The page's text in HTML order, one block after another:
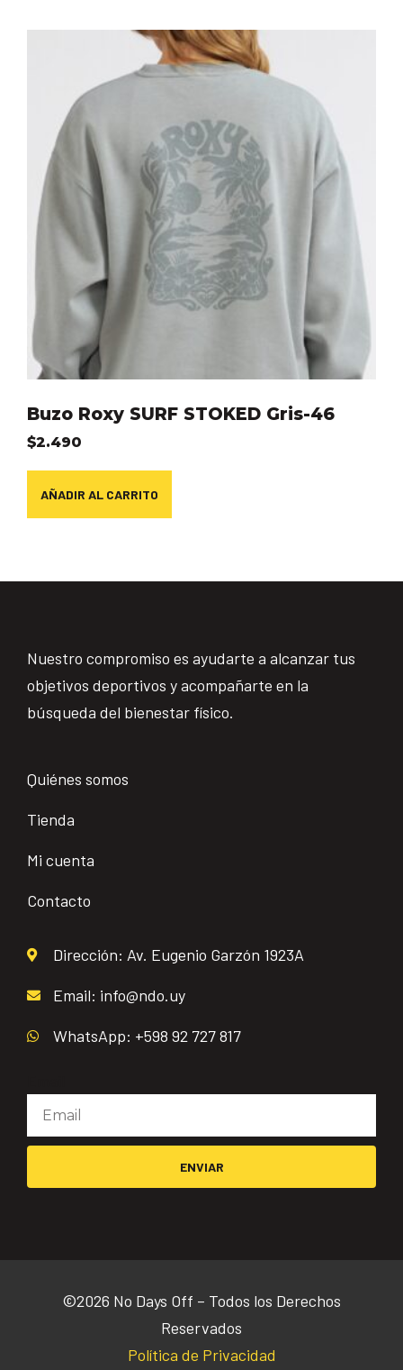
Buzo Roxy SURF STOKED Gris-46
$2.490
AÑADIR AL CARRITO
Nuestro compromiso es ayudarte a alcanzar tus
objetivos deportivos y acompañarte en la
búsqueda del bienestar físico.
Quiénes somos
Tienda
Mi cuenta
Contacto
Dirección: Av. Eugenio Garzón 1923A
Email: info@ndo.uy
WhatsApp: +598 92 727 817
ENVIAR
©2026 No Days Off – Todos los Derechos
Reservados
Política de Privacidad